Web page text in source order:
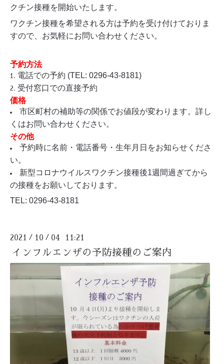
クチン接種を開始いたします。
ワクチン接種を希望される方は予約を受け付けておりま
すので、お気軽にお問い合わせください。
予約方法
電話での予約 (TEL: 0296-43-8181)
受付窓口での直接予約
価格
市区町村の補助等の関係でお値段が変わります。詳し
くはお問い合わせください。
その他
予約時に名前・電話番号・生年月日をお知らせくださ
い。
新型コロナウイルスワクチン接種後1週間過ぎてから
の接種をお願いしております。
TEL: 0296-43-8181
2021 / 10 / 04 11:21
インフルエンザの予防接種のご案内